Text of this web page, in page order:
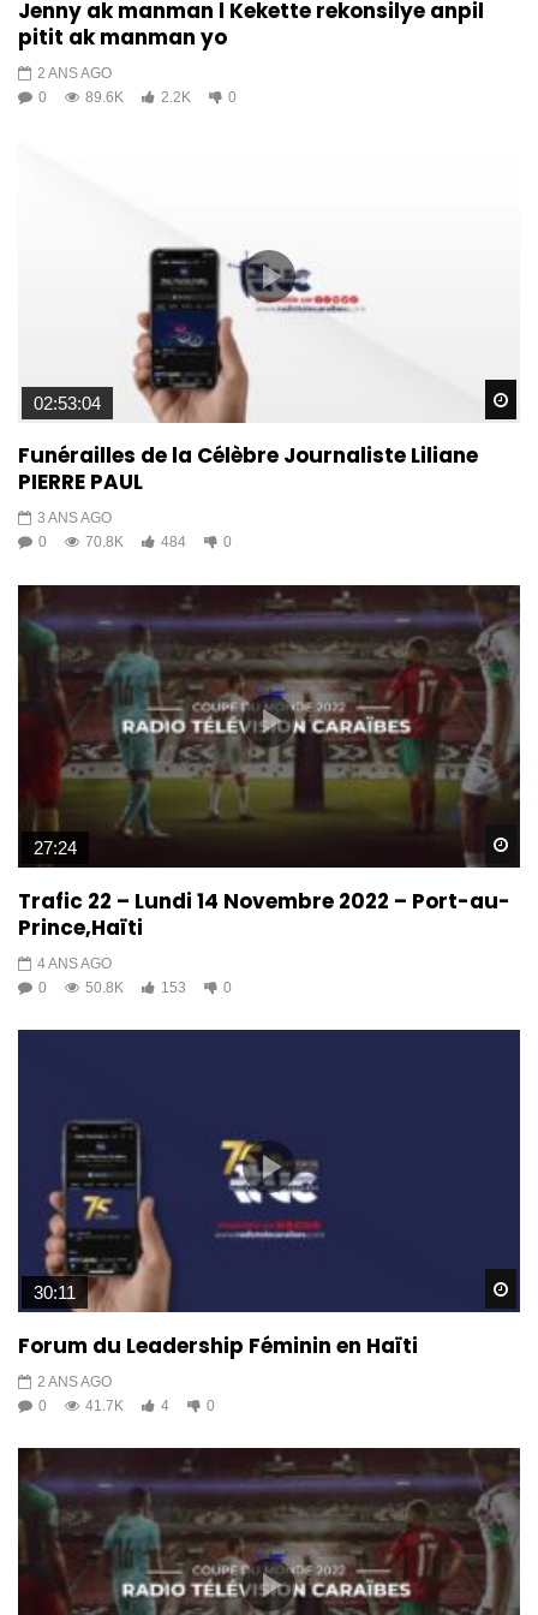
Jenny ak manman l Kekette rekonsilye anpil
pitit ak manman yo
2 ANS AGO
0
89.6K 2.2K 0
02:53:04
Funérailles de la Célèbre Journaliste Liliane
PIERRE PAUL
3 ANS AGO
0
70.8K 484 0
27:24
Trafic 22 – Lundi 14 Novembre 2022 – Port-au-
Prince,Haïti
4 ANS AGO
0
50.8K 153 0
30:11
Forum du Leadership Féminin en Haïti
2 ANS AGO
0
41.7K 4 0